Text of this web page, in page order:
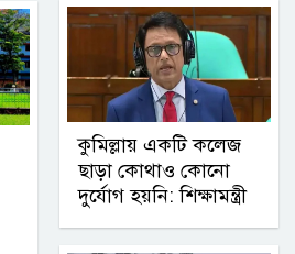
কুমিল্লায় একটি কলেজ
ছাড়া কোথাও কোনো
দুর্যোগ হয়নি: শিক্ষামন্ত্রী